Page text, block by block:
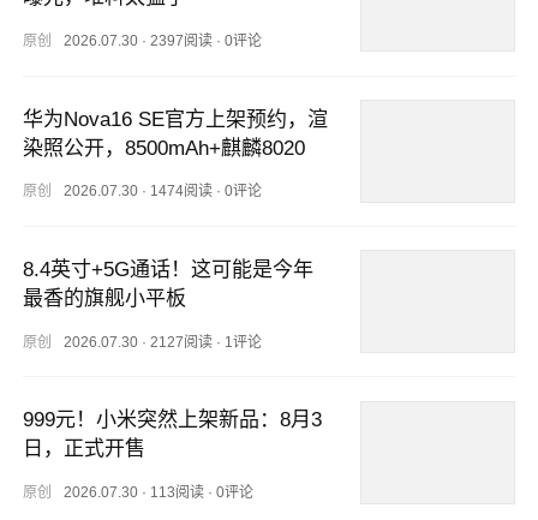
原创 2026.07.30· 2397阅读· 0评论
华为Nova16 SE官方上架预约，渲
染照公开，8500mAh+麒麟8020
原创 2026.07.30· 1474阅读· 0评论
8.4英寸+5G通话！这可能是今年
最香的旗舰小平板
原创 2026.07.30· 2127阅读· 1评论
999元！小米突然上架新品：8月3
日，正式开售
原创 2026.07.30· 113阅读· 0评论